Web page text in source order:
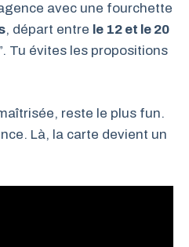
avec une fourchette
, départ entre le 12 et le 20
”. Tu évites les propositions
reste le plus fun.
Là, la carte devient un